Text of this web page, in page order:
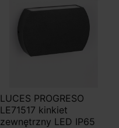
LUCES PROGRESO
LE71517 kinkiet
zewnętrzny LED IP65